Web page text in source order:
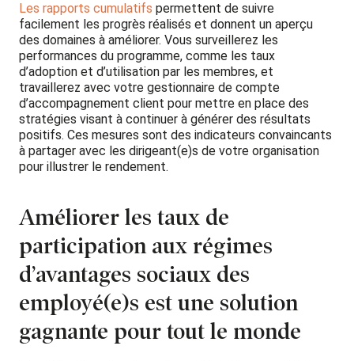
Les rapports cumulatifs permettent de suivre
facilement les progrès réalisés et donnent un aperçu
des domaines à améliorer. Vous surveillerez les
performances du programme, comme les taux
d’adoption et d’utilisation par les membres, et
travaillerez avec votre gestionnaire de compte
d’accompagnement client pour mettre en place des
stratégies visant à continuer à générer des résultats
positifs. Ces mesures sont des indicateurs convaincants
à partager avec les dirigeant(e)s de votre organisation
pour illustrer le rendement.
Améliorer les taux de
participation aux régimes
d’avantages sociaux des
employé(e)s est une solution
gagnante pour tout le monde